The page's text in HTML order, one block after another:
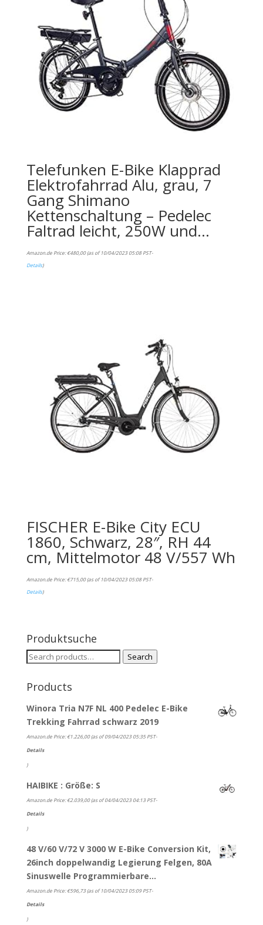
Telefunken E-Bike Klapprad
Elektrofahrrad Alu, grau, 7
Gang Shimano
Kettenschaltung – Pedelec
Faltrad leicht, 250W und…
Amazon.de Price:€480,00(as of 10/04/2023 05:08 PST-
Details)
FISCHER E-Bike City ECU
1860, Schwarz, 28″, RH 44
cm, Mittelmotor 48 V/557 Wh
Amazon.de Price:€715,00(as of 10/04/2023 05:08 PST-
Details)
Produktsuche
Search
Search
Products
Winora Tria N7F NL 400 Pedelec E-Bike
Trekking Fahrrad schwarz 2019
Amazon.de Price:€1.226,00(as of 09/04/2023 05:35 PST-
Details
)
HAIBIKE : Größe: S
Amazon.de Price:€2.039,00(as of 04/04/2023 04:13 PST-
Details
)
48 V/60 V/72 V 3000 W E-Bike Conversion Kit,
26inch doppelwandig Legierung Felgen, 80A
Sinuswelle Programmierbare…
Amazon.de Price:€596,73(as of 10/04/2023 05:09 PST-
Details
)